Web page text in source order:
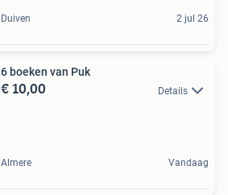
Duiven 2 jul 26
6 boeken van Puk
€ 10,00 Details
Almere Vandaag